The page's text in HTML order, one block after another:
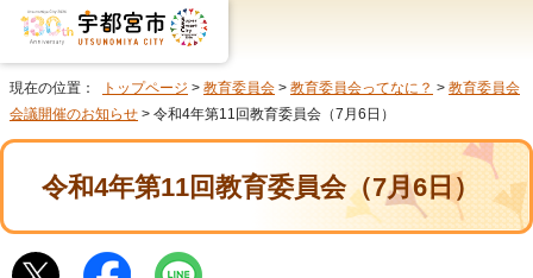
現在の位置： トップページ > 教育委員会 > 教育委員会ってなに？ > 教育委員会
会議開催のお知らせ > 令和4年第11回教育委員会（7月6日）
令和4年第11回教育委員会（7月6日）